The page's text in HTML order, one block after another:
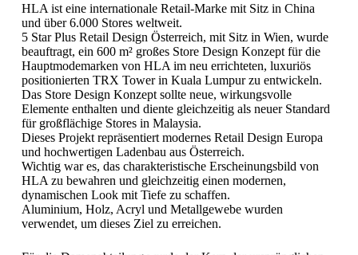
HLA ist eine internationale Retail-Marke mit Sitz in China
und über 6.000 Stores weltweit.
5 Star Plus Retail Design Österreich, mit Sitz in Wien, wurde
beauftragt, ein 600 m² großes Store Design Konzept für die
Hauptmodemarken von HLA im neu errichteten, luxuriös
positionierten TRX Tower in Kuala Lumpur zu entwickeln.
Das Store Design Konzept sollte neue, wirkungsvolle
Elemente enthalten und diente gleichzeitig als neuer Standard
für großflächige Stores in Malaysia.
Dieses Projekt repräsentiert modernes Retail Design Europa
und hochwertigen Ladenbau aus Österreich.
Wichtig war es, das charakteristische Erscheinungsbild von
HLA zu bewahren und gleichzeitig einen modernen,
dynamischen Look mit Tiefe zu schaffen.
Aluminium, Holz, Acryl und Metallgewebe wurden
verwendet, um dieses Ziel zu erreichen.